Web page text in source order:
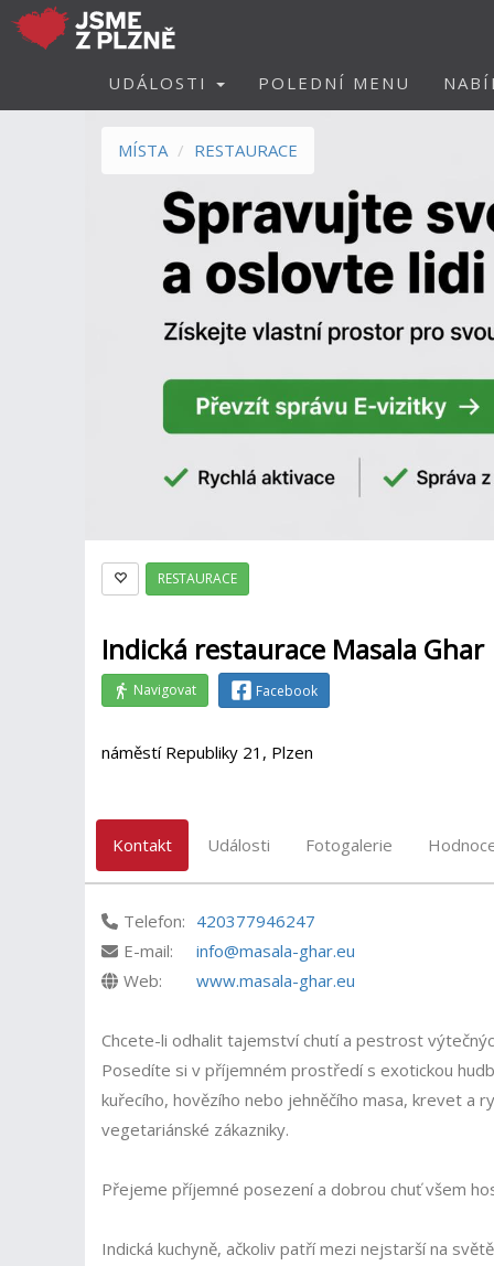
UDÁLOSTI POLEDNÍ MENU
MÍSTA RESTAURACE
RESTAURACE
Indická restaurace Masala Ghar
Navigovat Facebook
náměstí Republiky 21, Plzen
Kontakt Události Fotogalerie
Telefon: 420377946247
E-mail:
info@masala-ghar.eu
Web:
www.masala-ghar.eu
Chcete-li odhalit tajemství chutí a pestrost
Posedíte si v příjemném prostředí s exotickou
kuřecího, hovězího nebo jehněčího masa, krevet a
vegetariánské zákazniky.
Přejeme příjemné posezení a dobrou chuť všem
Indická kuchyně, ačkoliv patří mezi nejstarší na